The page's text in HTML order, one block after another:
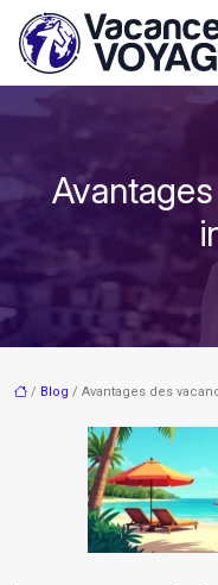
/ Blog / Avantages des